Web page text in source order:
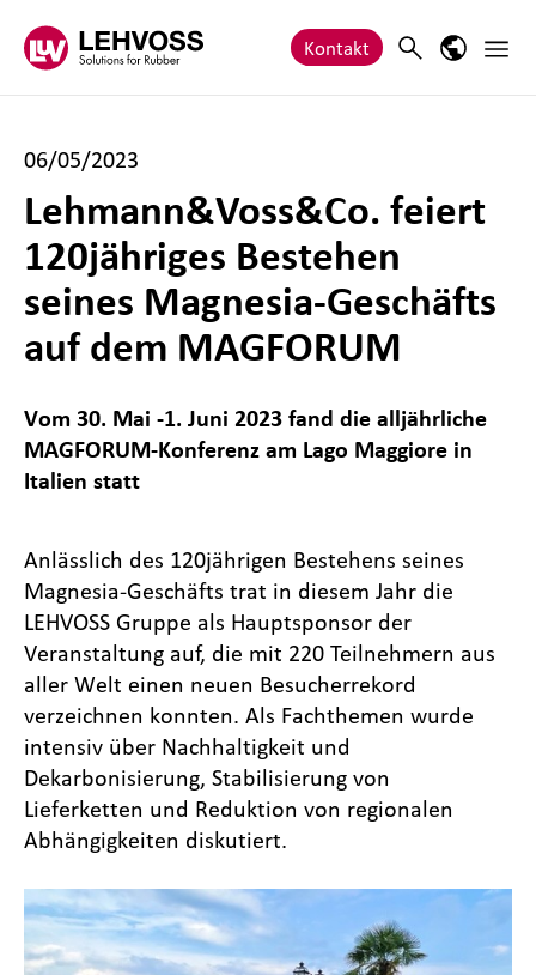
Kontakt SearchSprach-
06/05/2023
Lehmann&Voss&Co. feiert
120jähriges Bestehen
seines Magnesia-Geschäfts
auf dem MAGFORUM
Vom 30. Mai -1. Juni 2023 fand die alljährliche
MAGFORUM-Konferenz am Lago Maggiore in
Italien statt
Anlässlich des 120jährigen Bestehens seines
Magnesia-Geschäfts trat in diesem Jahr die
LEHVOSS Gruppe als Hauptsponsor der
Veranstaltung auf, die mit 220 Teilnehmern aus
aller Welt einen neuen Besucherrekord
verzeichnen konnten. Als Fachthemen wurde
intensiv über Nachhaltigkeit und
Dekarbonisierung, Stabilisierung von
Lieferketten und Reduktion von regionalen
Abhängigkeiten diskutiert.